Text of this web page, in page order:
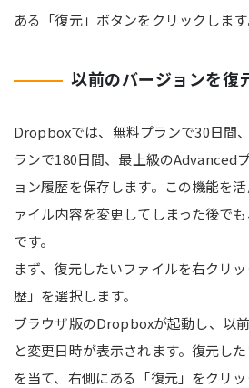
ある「復元」ボタンをクリックします
以前のバージョンを復
Dropboxでは、無料プランで30日間
ランで180日間、最上級のAdvanced
ョン履歴を保存します。この機能を
ァイル内容を変更してしまった後で
です。
まず、復元したいファイルを右クリ
歴」を選択します。
ブラウザ版のDropboxが起動し、以
と変更日時が表示されます。復元し
を当て、右側にある「復元」をクリ